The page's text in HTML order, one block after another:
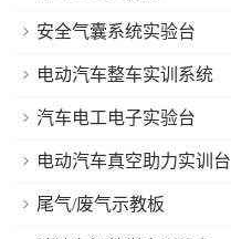
安全气囊系统实验台
电动汽车整车实训系统
汽车电工电子实验台
电动汽车真空助力实训台
尾气/废气示教板